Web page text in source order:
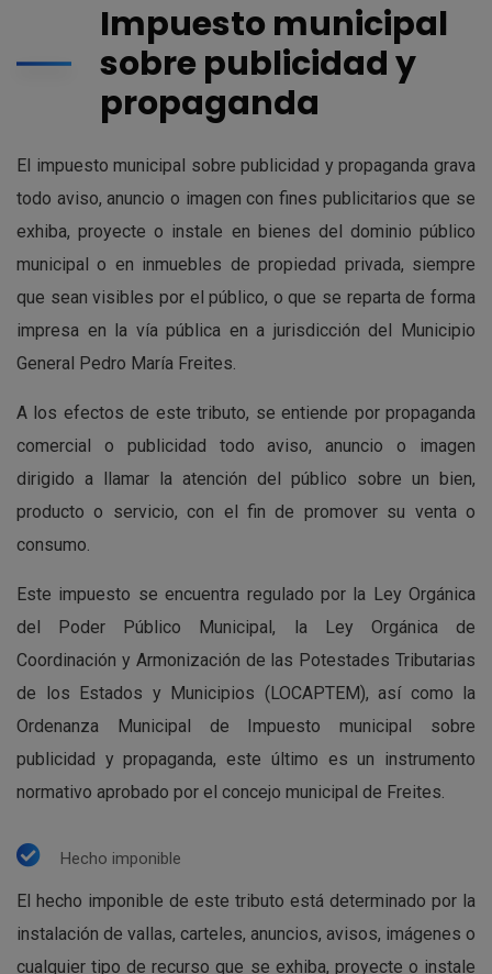
Impuesto municipal
sobre publicidad y
propaganda
El impuesto municipal sobre publicidad y propaganda grava
todo aviso, anuncio o imagen con fines publicitarios que se
exhiba, proyecte o instale en bienes del dominio público
municipal o en inmuebles de propiedad privada, siempre
que sean visibles por el público, o que se reparta de forma
impresa en la vía pública en a jurisdicción del Municipio
General Pedro María Freites.
A los efectos de este tributo, se entiende por propaganda
comercial o publicidad todo aviso, anuncio o imagen
dirigido a llamar la atención del público sobre un bien,
producto o servicio, con el fin de promover su venta o
consumo.
Este impuesto se encuentra regulado por la Ley Orgánica
del Poder Público Municipal, la Ley Orgánica de
Coordinación y Armonización de las Potestades Tributarias
de los Estados y Municipios (LOCAPTEM), así como la
Ordenanza Municipal de Impuesto municipal sobre
publicidad y propaganda, este último es un instrumento
normativo aprobado por el concejo municipal de Freites.
Hecho imponible
El hecho imponible de este tributo está determinado por la
instalación de vallas, carteles, anuncios, avisos, imágenes o
cualquier tipo de recurso que se exhiba, proyecte o instale